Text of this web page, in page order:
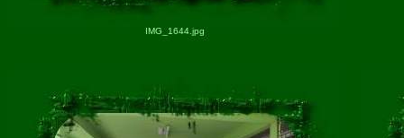
IMG_1644.jpg